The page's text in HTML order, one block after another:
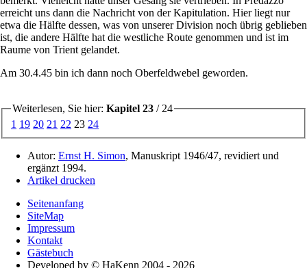
erreicht uns dann die Nachricht von der Kapitulation. Hier liegt nur
etwa die Hälfte dessen, was von unserer Division noch übrig geblieben
ist, die andere Hälfte hat die westliche Route genommen und ist im
Raume von Trient gelandet.
Am 30.4.45 bin ich dann noch Oberfeldwebel geworden.
Weiterlesen, Sie hier: Kapitel 23 / 24
1 19 20 21 22 23 24
Autor: Ernst H. Simon, Manuskript 1946/47, revidiert und
ergänzt 1994.
Artikel drucken
Seitenanfang
SiteMap
Impressum
Kontakt
Gästebuch
Developed by © HaKenn 2004 - 2026